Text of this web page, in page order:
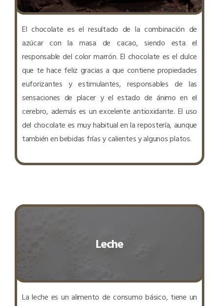
El chocolate es el resultado de la combinación de
azúcar con la masa de cacao, siendo esta el
responsable del color marrón. El chocolate es el dulce
que te hace feliz gracias a que contiene propiedades
euforizantes y estimulantes, responsables de las
sensaciones de placer y el estado de ánimo en el
cerebro, además es un excelente antioxidante. El uso
del chocolate es muy habitual en la repostería, aunque
también en bebidas frías y calientes y algunos platos.
Leche
La leche es un alimento de consumo básico, tiene un